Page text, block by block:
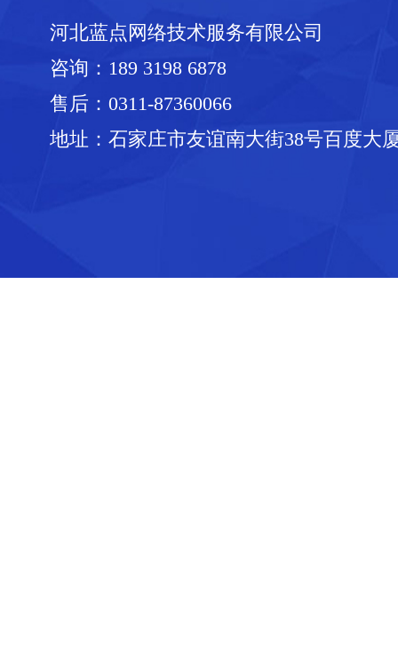
河北蓝点网络技术服务有限公司
咨询： 189 3198 6878
售后： 0311-87360066
地址：石家庄市友谊南大街38号百度大